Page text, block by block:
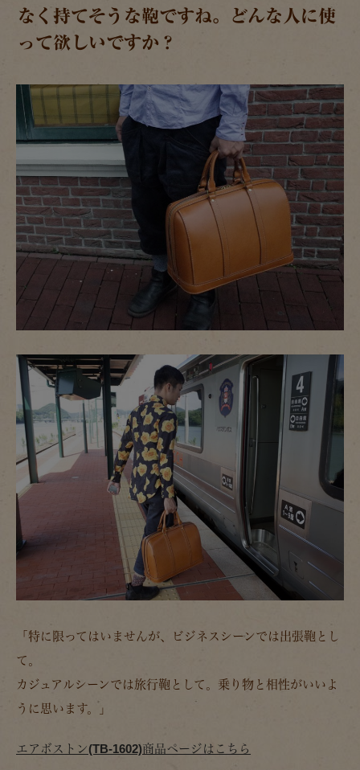
なく持てそうな鞄ですね。どんな人に使
って欲しいですか？
「特に限ってはいませんが、ビジネスシーンでは出張鞄とし
て。
カジュアルシーンでは旅行鞄として。乗り物と相性がいいよ
うに思います。」
エアボストン(TB-1602)商品ページはこちら